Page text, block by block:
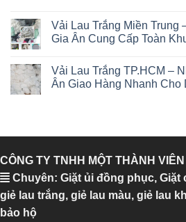
Vải Lau Trắng Miền Trung
Gia Ân Cung Cấp Toàn
Vải Lau Trắng TP.HCM –
Ân Giao Hàng Nhanh Cho
CÔNG TY TNHH MỘT THÀNH
Chuyên: Giặt ủi đồng phục,
giẻ lau trắng, giẻ lau màu, giẻ lau
bảo hộ